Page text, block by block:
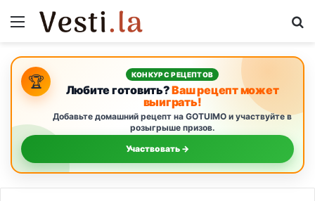
Menu
🏆 КОНКУРС РЕЦЕПТОВ
Любите готовить?Ваш рецепт может
выиграть!
Добавьте домашний рецепт на GOTUIMO и участвуйте в
розыгрыше призов.
Участвовать →